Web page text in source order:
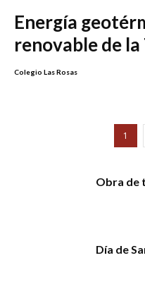
Energía
renovable de
Colegio Las Rosas
1
Obra de
Día de